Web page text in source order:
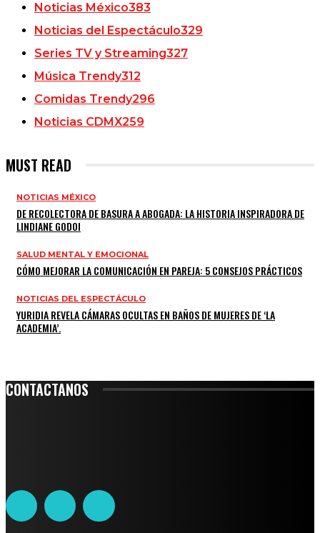
Noticias México383
Noticias del Espectáculo329
Series TV y Streaming327
Música Trendy312
Comidas Trendy296
Noticias CDMX259
MUST READ
NOTICIAS MÉXICO
DE RECOLECTORA DE BASURA A ABOGADA: LA HISTORIA INSPIRADORA DE
LINDIANE GODOI
SALUD MENTAL Y EMOCIONAL
CÓMO MEJORAR LA COMUNICACIÓN EN PAREJA: 5 CONSEJOS PRÁCTICOS
NOTICIAS DEL ESPECTÁCULO
YURIDIA REVELA CÁMARAS OCULTAS EN BAÑOS DE MUJERES DE ‘LA
ACADEMIA’.
CONTACTANOS